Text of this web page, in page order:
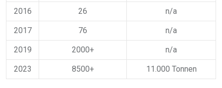
2016 26 n/a
2017 76 n/a
2019 2000+ n/a
2023 8500+ 11.000 Tonnen